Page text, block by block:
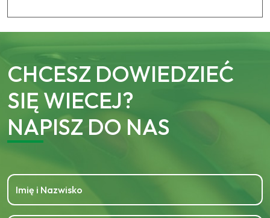
CHCESZ DOWIEDZIEĆ
SIĘ WIECEJ?
NAPISZ DO NAS